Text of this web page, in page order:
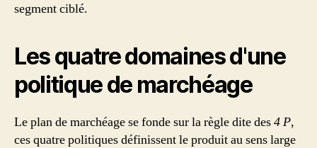
segment ciblé.
Les quatre domaines d'une
politique de marchéage
Le plan de marchéage se fonde sur la règle dite des4 P,
ces quatre politiques définissent le produit au sens large